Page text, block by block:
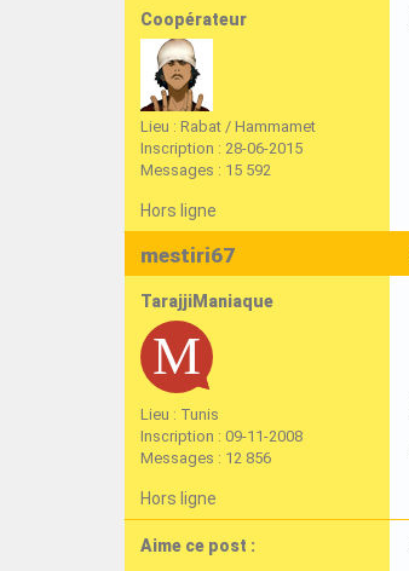
Coopérateur
Lieu : Rabat / Hammamet
Inscription : 28-06-2015
Messages : 15 592
Hors ligne
mestiri67
TarajjiManiaque
Lieu : Tunis
Inscription : 09-11-2008
Messages : 12 856
Hors ligne
Aime ce post :